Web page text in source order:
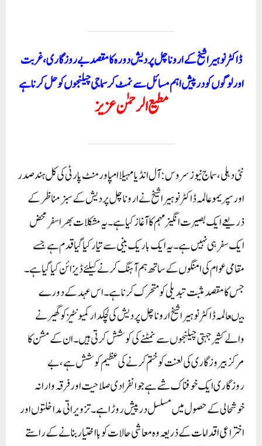
ڈ اکٹر نوہیرا شیخ کے اروناچل پردیش دورہ کا مقصد بے روزگاری، غربت
اور لوگوں کو درپیش اہم مسائل سے نمٹ کر سماجی چیلنجوں کو حل کرنا ہے
مطیع الرحمٰن عزیز
نئی دہلی ، سماج نیوز سروس: آل انڈیا مہیلا امپاورمنٹ پارٹی کی کل ہند صدر
اور سپریمو عالمہ ڈاکٹر نوہیرا شیخ نے اروناچل پردیش کے سبز مناظر کے
ذریعے ایک بصیرت انگیز مہم کا آغاز کیاہے۔ یہ مشکلات بھرا سفر محض
ایک سفر ہی نہیں ہے۔ یہ ایک باریک بینی سے تیار کیا گیا قدم ہے جسے
مقامی عوام کی امنگوں کے ساتھ ہم آہنگ کرنے کیلئے ڈیزائن کیا گیا ہے۔
جس کا مقصد مثبت تبدیلی کو متحرک کرنا ہے۔ اس عہد کے دورے
میںعالمہ ڈاکٹر نوہیرا شیخ اروناچل پردیش کی لچکدار کمیونٹیز کو گھیرنے
والے کثیر جہتی چیلنجوں سے نمٹنے کی کوشش کرتی ہیں۔ ان کے مشن کا
مرکز بیروزگاری کی لعنت کو ختم کرنے کی عظیم کوشش ہے، بے
روزگاری ایک خوفناک شے ہے جو انفرادی صلاحیت اور فرقہ وارانہ
خوشحالی کے حصول میں مسلسل درپیش روڑا ہے۔ تزویراتی مداخلتوں اور
اختراعی اقدامات کے ذریعہ وہ معاشی حالات کو بااختیار بنانے کے راستے